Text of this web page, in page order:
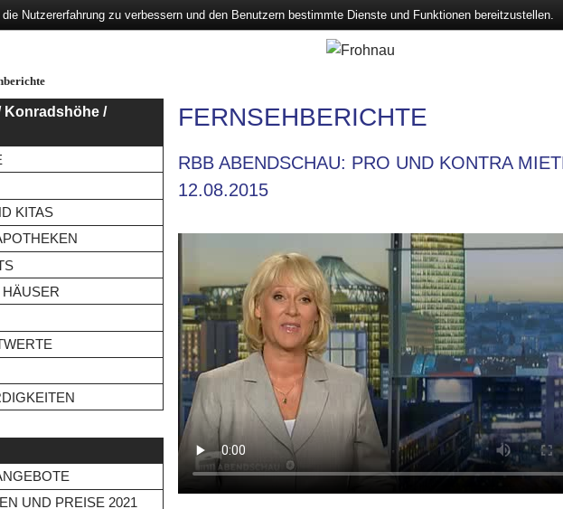
Konradshöhe /
KITAS
UND PREISE 2021
FERNSEHBERICHTE
RBB ABENDSCHAU: PRO UND KONTRA
12.08.2015
Nutzererfahrung zu verbessern und den Benutzern bestimmte Dienste und Funktionen bereitzustellen.